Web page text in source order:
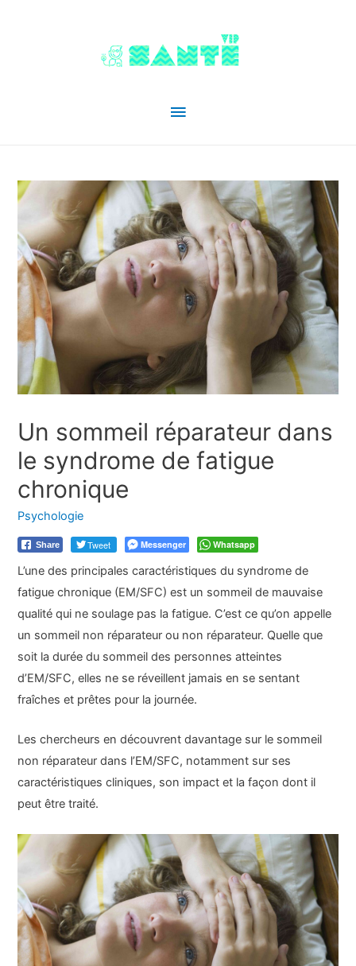
Menu
Un sommeil réparateur dans
le syndrome de fatigue
chronique
Psychologie
Share Tweet Messenger Whatsapp
L’une des principales caractéristiques du syndrome de
fatigue chronique (EM/SFC) est un sommeil de mauvaise
qualité qui ne soulage pas la fatigue. C’est ce qu’on appelle
un sommeil non réparateur ou non réparateur. Quelle que
soit la durée du sommeil des personnes atteintes
d’EM/SFC, elles ne se réveillent jamais en se sentant
fraîches et prêtes pour la journée.
Les chercheurs en découvrent davantage sur le sommeil
non réparateur dans l’EM/SFC, notamment sur ses
caractéristiques cliniques, son impact et la façon dont il
peut être traité.